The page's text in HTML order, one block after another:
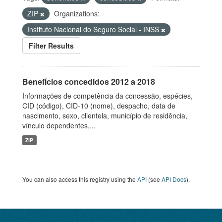
ZIP
Organizations:
Instituto Nacional do Seguro Social - INSS
Filter Results
Benefícios concedidos 2012 a 2018
Informações de competência da concessão, espécies,
CID (código), CID-10 (nome), despacho, data de
nascimento, sexo, clientela, município de residência,
vínculo dependentes,...
ZIP
You can also access this registry using the API (see API Docs).